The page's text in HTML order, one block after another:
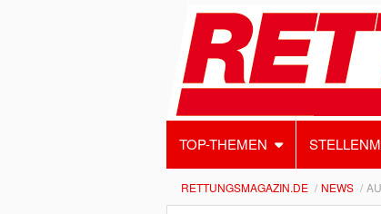
TOP-THEMEN
RETTUNGSMAGAZIN.DE NEWS